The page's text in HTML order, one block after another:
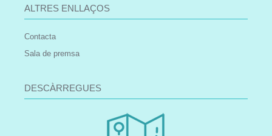
ALTRES ENLLAÇOS
Contacta
Sala de premsa
DESCÀRREGUES